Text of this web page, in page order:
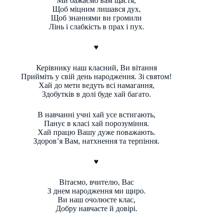
Щоб міцним лишався дух,
Щоб знаннями ви громили
Лінь і слабкість в прах і пух.
♥
Керівнику наш класний, Ви вітання
Прийміть у свій день народження. Зі святом!
Хай до мети ведуть всі намагання,
Здобутків в долі буде хай багато.
В навчанні учні хай усе встигають,
Панує в класі хай порозуміння.
Хай працю Вашу дуже поважають.
Здоров’я Вам, натхнення та терпіння.
♥
Вітаємо, вчителю, Вас
З днем народження ми щиро.
Ви наш очолюєте клас,
Добру навчаєте й довірі.